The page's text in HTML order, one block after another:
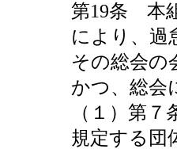
第19条 本
により、過
その総会の
かつ、総会
（１）第
規定する団